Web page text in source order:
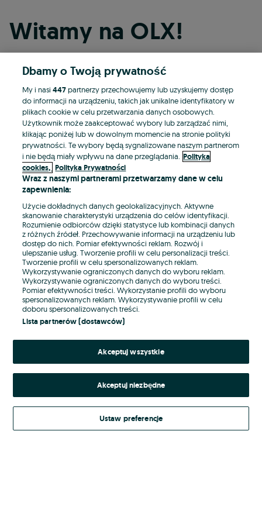
Witamy na OLX!
Kontynuuj przez Facebooka
Kontynuuj przez konto Apple
Kontynuuj przez konto Google
LUB
E-mail
Hasło
Nie pamiętasz hasła?
Zaloguj się
Kontynuując za pośrednictwem jednego z dostawców wskazanych powyżej,
Regulamin serwisuOLX.pl w jego aktualnym brzmieniu.
Dbamy o Twoją prywatność
My i nasi447partnerzy przechowujemy lub uzyskujemy dostęp
do informacji na urządzeniu, takich jak unikalne identyfikatory w
plikach cookie w celu przetwarzania danych osobowych.
Użytkownik może zaakceptować wybory lub zarządzać nimi,
klikając poniżej lub w dowolnym momencie na stronie polityki
prywatności. Te wybory będą sygnalizowane naszym partnerom
i nie będą miały wpływu na dane przeglądania. Polityka
cookies, Polityka Prywatności
Wraz z naszymi partnerami przetwarzamy dane w celu
zapewnienia:
Użycie dokładnych danych geolokalizacyjnych. Aktywne
skanowanie charakterystyki urządzenia do celów identyfikacji.
Rozumienie odbiorców dzięki statystyce lub kombinacji danych
z różnych źródeł. Przechowywanie informacji na urządzeniu lub
dostęp do nich. Pomiar efektywności reklam. Rozwój i
ulepszanie usług. Tworzenie profili w celu personalizacji treści.
Tworzenie profili w celu spersonalizowanych reklam.
Wykorzystywanie ograniczonych danych do wyboru reklam.
Wykorzystywanie ograniczonych danych do wyboru treści.
Pomiar efektywności treści. Wykorzystanie profili do wyboru
spersonalizowanych reklam. Wykorzystywanie profili w celu
doboru spersonalizowanych treści.
Lista partnerów (dostawców)
Akceptuj wszystkie
Akceptuj niezbędne
Ustaw preferencje